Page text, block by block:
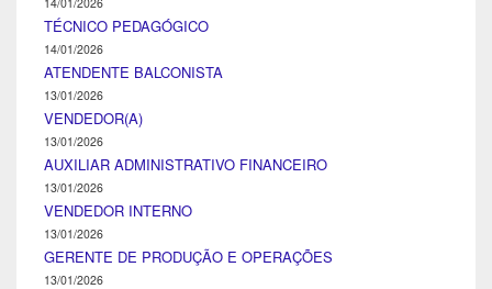
TÉCNICO PEDAGÓGICO
14/01/2026
ATENDENTE BALCONISTA
13/01/2026
VENDEDOR(A)
13/01/2026
AUXILIAR ADMINISTRATIVO FINANCEIRO
13/01/2026
VENDEDOR INTERNO
13/01/2026
GERENTE DE PRODUÇÃO E OPERAÇÕES
13/01/2026